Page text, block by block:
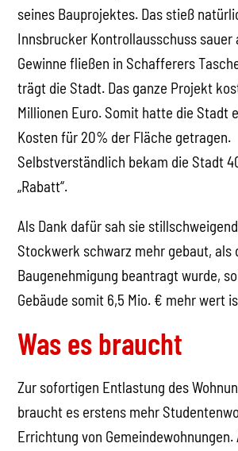
seines Bauprojektes. Das stieß
Innsbrucker Kontrollausschuss sauer
Gewinne fließen in Schafferers
trägt die Stadt. Das ganze Projekt
Millionen Euro. Somit hatte die Stadt
Kosten für 20% der Fläche getragen.
Selbstverständlich bekam die Stadt
„Rabatt“.
Als Dank dafür sah sie
Stockwerk schwarz mehr gebaut, als
Baugenehmigung beantragt wurde,
Gebäude somit 6,5 Mio. € mehr wert
Was es braucht
Zur sofortigen Entlastung des
braucht es erstens mehr
Errichtung von Gemeindewohnungen.